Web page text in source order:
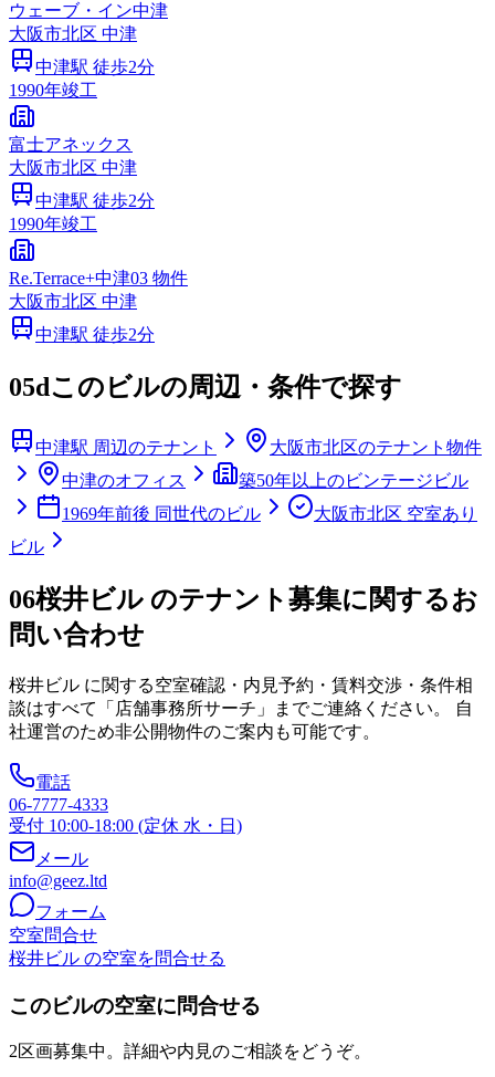
ウェーブ・イン中津
大阪市北区 中津
中津駅 徒歩2分
1990年竣工
富士アネックス
大阪市北区 中津
中津駅 徒歩2分
1990年竣工
Re.Terrace+中津03 物件
大阪市北区 中津
中津駅 徒歩2分
05dこのビルの周辺・条件で探す
中津駅 周辺のテナント
大阪市北区のテナント物件
中津のオフィス
築50年以上のビンテージビル
1969年前後 同世代のビル
大阪市北区 空室あり
ビル
06桜井ビル のテナント募集に関するお
問い合わせ
桜井ビル に関する空室確認・内見予約・賃料交渉・条件相
談はすべて「店舗事務所サーチ」までご連絡ください。 自
社運営のため非公開物件のご案内も可能です。
電話
06-7777-4333
受付 10:00-18:00 (定休 水・日)
メール
info@geez.ltd
フォーム
空室問合せ
桜井ビル の空室を問合せる
このビルの空室に問合せる
2区画募集中。詳細や内見のご相談をどうぞ。